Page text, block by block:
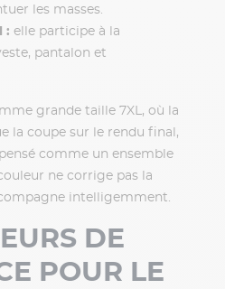
: à doser avec précision
confort : un lien
les masses.
: elle participe à la
pantalon et
grande taille 7XL, où la
la coupe sur le rendu final,
comme un ensemble
ne corrige pas la
intelligemment.
DE
POUR LE